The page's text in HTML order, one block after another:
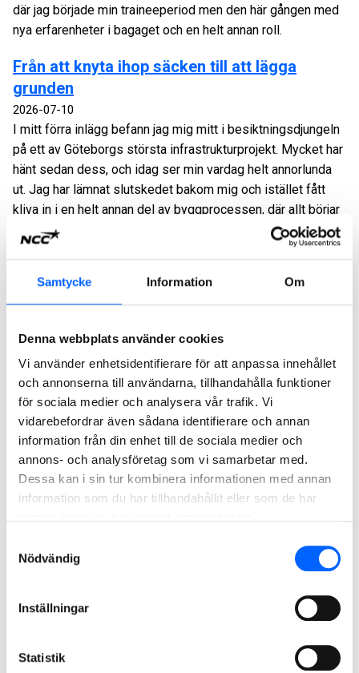
Samtycke Information Om
Denna webbplats använder cookies
Vi använder enhetsidentifierare för att anpassa innehållet
och annonserna till användarna, tillhandahålla funktioner
för sociala medier och analysera vår trafik. Vi
vidarebefordrar även sådana identifierare och annan
information från din enhet till de sociala medier och
annons- och analysföretag som vi samarbetar med.
Dessa kan i sin tur kombinera informationen med annan
information som du har tillhandahållit eller som de har
Nödvändig
Inställningar
Statistik
där jag började min traineeperiod men den här gången med
nya erfarenheter i bagaget och en helt annan roll.
Från att knyta ihop säcken till att lägga
grunden
2026-07-10
I mitt förra inlägg befann jag mig mitt i besiktningsdjungeln
på ett av Göteborgs största infrastrukturprojekt. Mycket har
hänt sedan dess, och idag ser min vardag helt annorlunda
ut. Jag har lämnat slutskedet bakom mig och istället fått
kliva in i en helt annan del av byggprocessen, där allt börjar
ta form.
Ombyggnation i central stadsmiljö, Kvarteret
Johanna i Göteborg
2026-07-07
särskilda förutsättningar. I Kvarteret Johanna i centrala
Göteborg har NCC byggt ihop fem fastigheter i direkt
anslutning till kollektivtrafik, handel och ett intensivt
stadsliv runt Brunnsparken.
Yrket 4: Nu går vi in i nästa fas
2026-07-02
Den här fasen i byggprojektet är något speciellt, det känner
vi båda. När ritningar, beslut och planering plötsligt blir
2026-06-26
När mitt senaste blogginlägg publicerades hade jag precis
flyttat från projektet Station Hagastaden in till kontoret i
Solna. En ny plats innebar även en ny rotation, och näst på